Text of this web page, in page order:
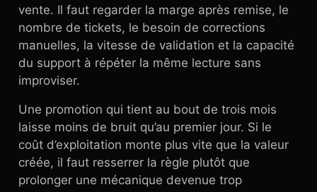
vente. Il faut regarder la marge après remise, le
nombre de tickets, le besoin de corrections
manuelles, la vitesse de validation et la capacité
du support à répéter la même lecture sans
improviser.
Une promotion qui tient au bout de trois mois
laisse moins de bruit qu’au premier jour. Si le
coût d’exploitation monte plus vite que la valeur
créée, il faut resserrer la règle plutôt que
prolonger une mécanique devenue trop